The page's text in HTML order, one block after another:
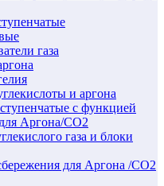
газа
и аргона
c функцией
Аргона/СО2
газа и блоки
для Аргона /СО2